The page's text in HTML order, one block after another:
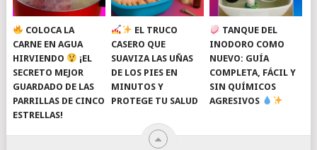
COLOCA LA
CARNE EN AGUA
HIRVIENDO
¡EL
SECRETO MEJOR
GUARDADO DE LAS
PARRILLAS DE CINCO
ESTRELLAS!
EL TRUCO
CASERO QUE
SUAVIZA LAS UÑAS
DE LOS PIES EN
MINUTOS Y
PROTEGE TU SALUD
TANQUE DEL
INODORO COMO
NUEVO: GUÍA
COMPLETA, FÁCIL Y
SIN QUÍMICOS
AGRESIVOS